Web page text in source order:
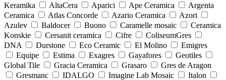
Keramika
AltaCera Aparici Ape Ceramica
Argenta
Ceramica
Atlas Concorde Azario Ceramica
Azori
Azulev
Baldocer Buono Caramelle mosaic
Ceramica
Konskie
Cersanit ceramica Cifre
ColiseumGres
DNA
Durstone Eco Ceramic El Molino
Emigres
Equipe
Estima Exagres Gayafores
Geotiles
Global Tile
Gracia Ceramica Grasaro
Gres de Aragon
Gresmanc
IDALGO Imagine Lab Mosaic
Italon